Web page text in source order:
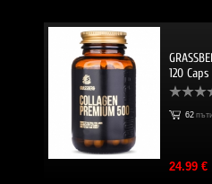
120 Caps
62
24.99 €